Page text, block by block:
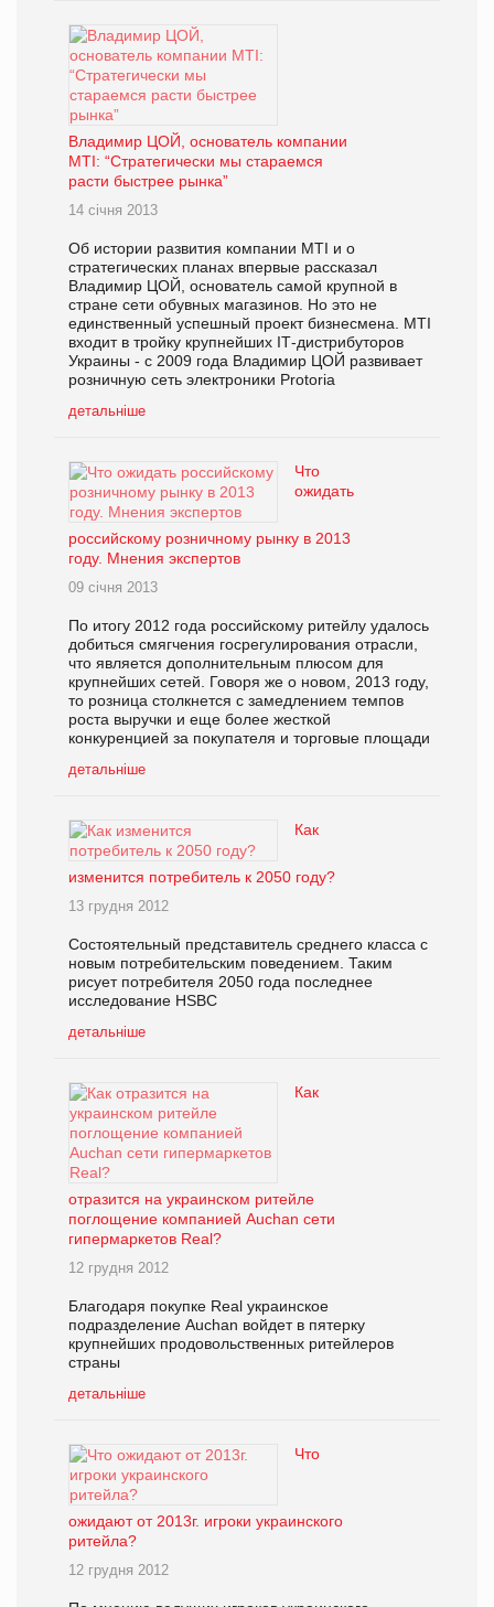
Владимир ЦОЙ, основатель компании
MTI: “Стратегически мы стараемся
расти быстрее рынка”
14 січня 2013
Об истории развития компании MTI и о
стратегических планах впервые рассказал
Владимир ЦОЙ, основатель самой крупной в
стране сети обувных магазинов. Но это не
единственный успешный проект бизнесмена. MTI
входит в тройку крупнейших ІТ-дистрибуторов
Украины - c 2009 года Владимир ЦОЙ развивает
розничную сеть электроники Protoria
детальніше
Что
ожидать
российскому розничному рынку в 2013
году. Мнения экспертов
09 січня 2013
По итогу 2012 года российскому ритейлу удалось
добиться смягчения госрегулирования отрасли,
что является дополнительным плюсом для
крупнейших сетей. Говоря же о новом, 2013 году,
то розница столкнется с замедлением темпов
роста выручки и еще более жесткой
конкуренцией за покупателя и торговые площади
детальніше
Как
изменится потребитель к 2050 году?
13 грудня 2012
Состоятельный представитель среднего класса с
новым потребительским поведением. Таким
рисует потребителя 2050 года последнее
исследование HSBC
детальніше
Как
отразится на украинском ритейле
поглощение компанией Auchan сети
гипермаркетов Real?
12 грудня 2012
Благодаря покупке Real украинское
подразделение Auchan войдет в пятерку
крупнейших продовольственных ритейлеров
страны
детальніше
Что
ожидают от 2013г. игроки украинского
ритейла?
12 грудня 2012